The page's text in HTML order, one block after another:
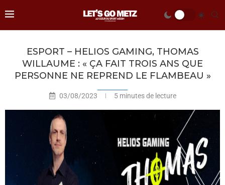
ESPORT – HELIOS GAMING, THOMAS
WILLAUME : « ÇA FAIT TROIS ANS QUE
PERSONNE NE REPREND LE FLAMBEAU »
03/08/2023 5 minutes de lecture